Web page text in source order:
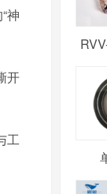
神
开
工